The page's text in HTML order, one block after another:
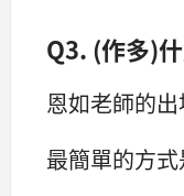
Q3. (作多)
恩如老師的出
最簡單的方式